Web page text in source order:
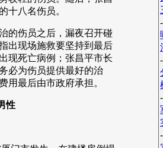
十八名伤员。
伤员之后，漏夜召开碰
出现场施救要坚持到最后
现死亡病例；张昌平市长
必为伤员提供最好的治
用最后由市政府承担。
性
-
-
-
-